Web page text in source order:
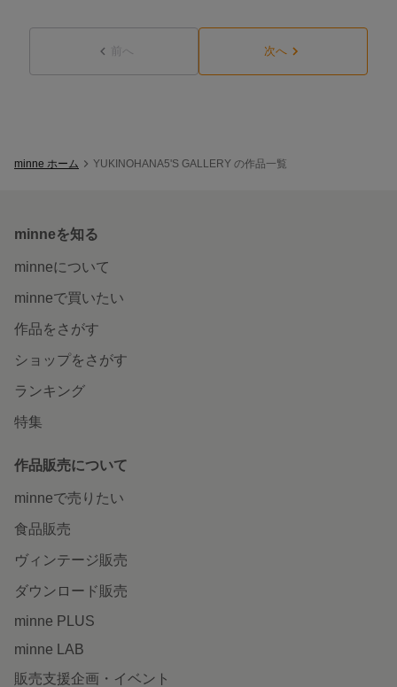
前へ 次へ
minne ホーム YUKINOHANA5'S GALLERY の作品一覧
minneを知る
minneについて
minneで買いたい
作品をさがす
ショップをさがす
ランキング
特集
作品販売について
minneで売りたい
食品販売
ヴィンテージ販売
ダウンロード販売
minne PLUS
minne LAB
販売支援企画・イベント